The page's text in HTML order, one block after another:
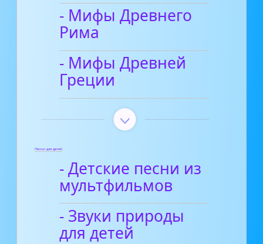
- Мифы Древнего
Рима
- Мифы Древней
Греции
Песни для детей
- Детские песни из
мультфильмов
- Звуки природы
для детей